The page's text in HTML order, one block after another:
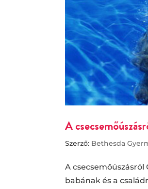
A
Szerző: Bethesda
A
babának és a